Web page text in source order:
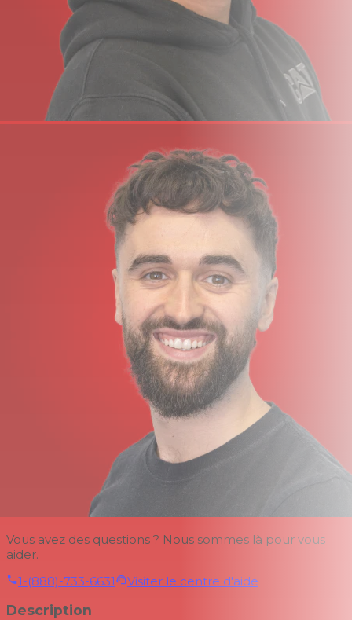
Vous avez des questions ? Nous sommes là pour vous
aider.
1-(888)-733-6631
Visiter le centre d'aide
Description